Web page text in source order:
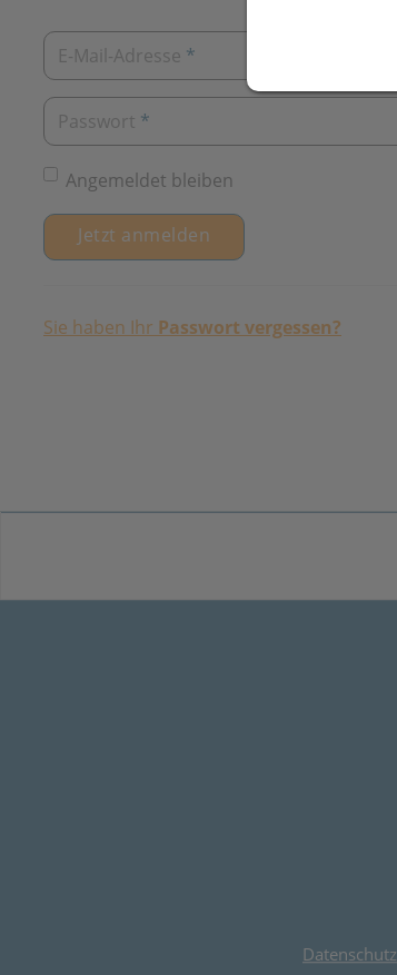
E-Mail-Adresse *
Passwort *
Angemeldet bleiben
Sie haben Ihr Passwort vergessen?
Datenschutz